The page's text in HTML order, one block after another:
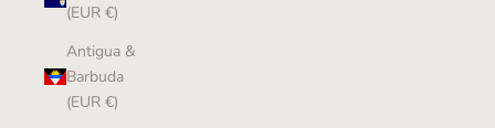
(EUR €)
Antigua &
Barbuda
(EUR €)